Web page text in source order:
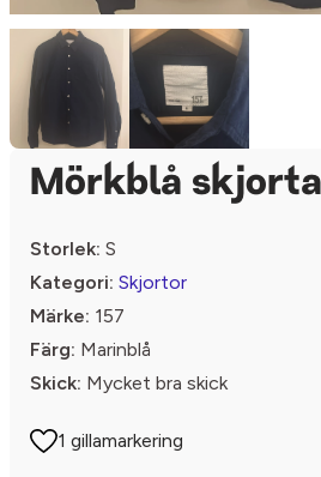
Mörkblå
Storlek: S
Kategori: Skjortor
Märke: 157
Färg: Marinblå
Skick: Mycket bra skick
1 gillamarkering